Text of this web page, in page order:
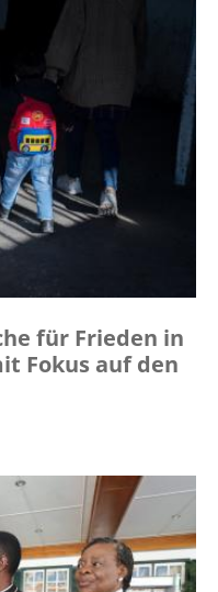
für Frieden in
Fokus auf den